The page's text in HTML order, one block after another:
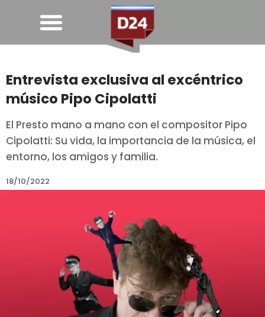
Entrevista exclusiva al excéntrico
músico Pipo Cipolatti
El Presto mano a mano con el compositor Pipo
Cipolatti: Su vida, la importancia de la música, el
entorno, los amigos y familia.
18/10/2022